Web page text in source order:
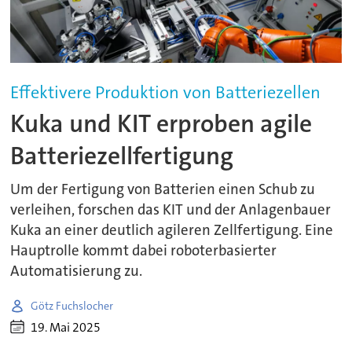
Effektivere Produktion von Batteriezellen
Kuka und KIT erproben agile
Batteriezellfertigung
Um der Fertigung von Batterien einen Schub zu
verleihen, forschen das KIT und der Anlagenbauer
Kuka an einer deutlich agileren Zellfertigung. Eine
Hauptrolle kommt dabei roboterbasierter
Automatisierung zu.
Götz Fuchslocher
19. Mai 2025